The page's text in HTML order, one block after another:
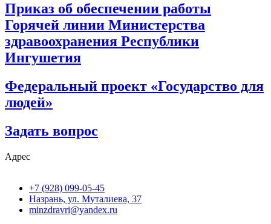
Приказ об обеспечении работы
Горячей линии Министерства
здравоохранения Республики
Ингушетия
Федеральный проект «Государство для
людей»
Задать вопрос
Адрес
+7 (928) 099-05-45
Назрань, ул. Муталиева, 37
minzdravri@yandex.ru